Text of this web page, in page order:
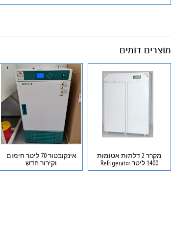
מוצרים דומים
מקרר 2 דלתות אטומות
1400 ליטר Refrigerator
אינקובטור 70 ליטר חימום
וקירור חדש